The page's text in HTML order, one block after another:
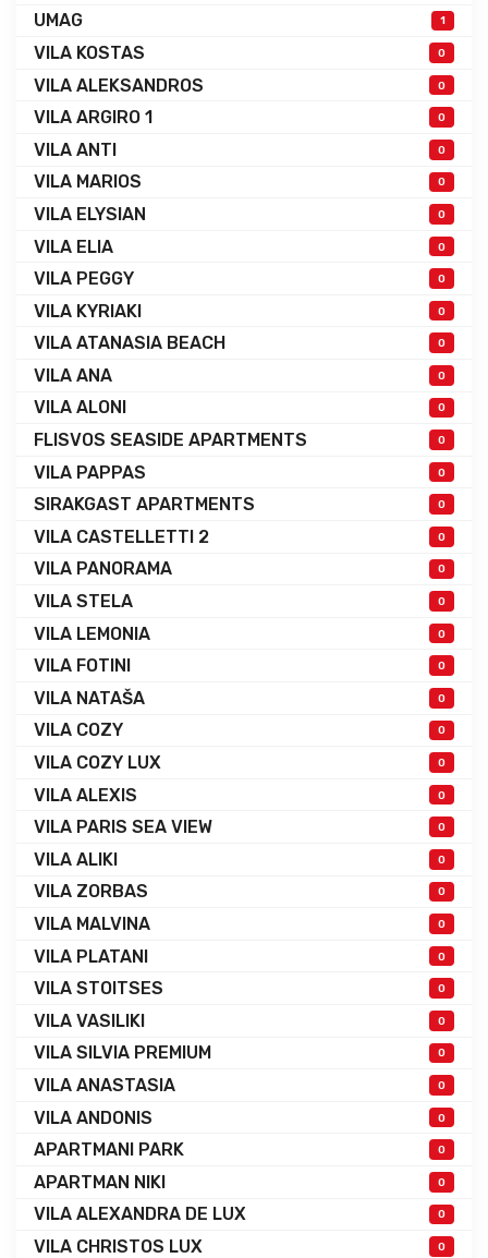
UMAG 1
VILA KOSTAS 0
VILA ALEKSANDROS 0
VILA ARGIRO 1 0
VILA ANTI 0
VILA MARIOS 0
VILA ELYSIAN 0
VILA ELIA 0
VILA PEGGY 0
VILA KYRIAKI 0
VILA ATANASIA BEACH 0
VILA ANA 0
VILA ALONI 0
FLISVOS SEASIDE APARTMENTS 0
VILA PAPPAS 0
SIRAKGAST APARTMENTS 0
VILA CASTELLETTI 2 0
VILA PANORAMA 0
VILA STELA 0
VILA LEMONIA 0
VILA FOTINI 0
VILA NATAŠA 0
VILA COZY 0
VILA COZY LUX 0
VILA ALEXIS 0
VILA PARIS SEA VIEW 0
VILA ALIKI 0
VILA ZORBAS 0
VILA MALVINA 0
VILA PLATANI 0
VILA STOITSES 0
VILA VASILIKI 0
VILA SILVIA PREMIUM 0
VILA ANASTASIA 0
VILA ANDONIS 0
APARTMANI PARK 0
APARTMAN NIKI 0
VILA ALEXANDRA DE LUX 0
VILA CHRISTOS LUX 0